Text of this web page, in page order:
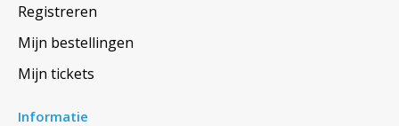
Registreren
Mijn bestellingen
Mijn tickets
Informatie